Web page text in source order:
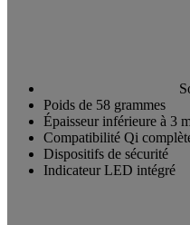
Poids de 58 grammes
Épaisseur inférieure à 3
Compatibilité Qi
Dispositifs de sécurité
Indicateur LED intégré